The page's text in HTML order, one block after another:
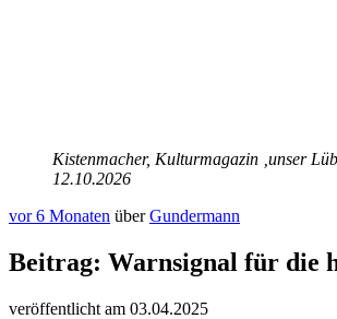
Kistenmacher, Kulturmagazin ‚unser
12.10.2026
vor 6 Monaten überGundermann
Beitrag: Warnsignal für die
veröffentlicht am 03.04.2025